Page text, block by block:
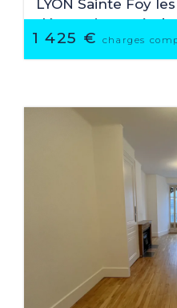
1 425 € charges
LYON Sainte Foy
découvrir ce très
T3 de 79,81 m²,
avec ascenseur